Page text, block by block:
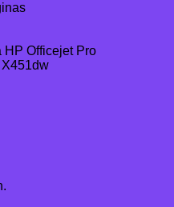
HP Officejet Pro